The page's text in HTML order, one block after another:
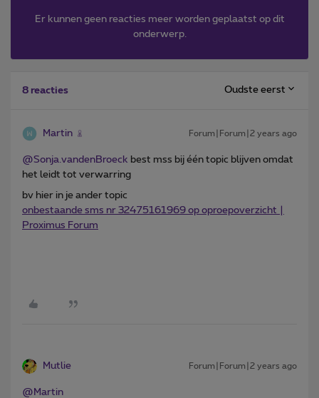
Er kunnen geen reacties meer worden geplaatst op dit
onderwerp.
8 reacties Oudste eerst
Martin Forum|Forum|2 years ago
@Sonja.vandenBroeck best mss bij één topic blijven omdat
het leidt tot verwarring
bv hier in je ander topic
onbestaande sms nr 32475161969 op oproepoverzicht |
Proximus Forum
Mutlie Forum|Forum|2 years ago
@Martin